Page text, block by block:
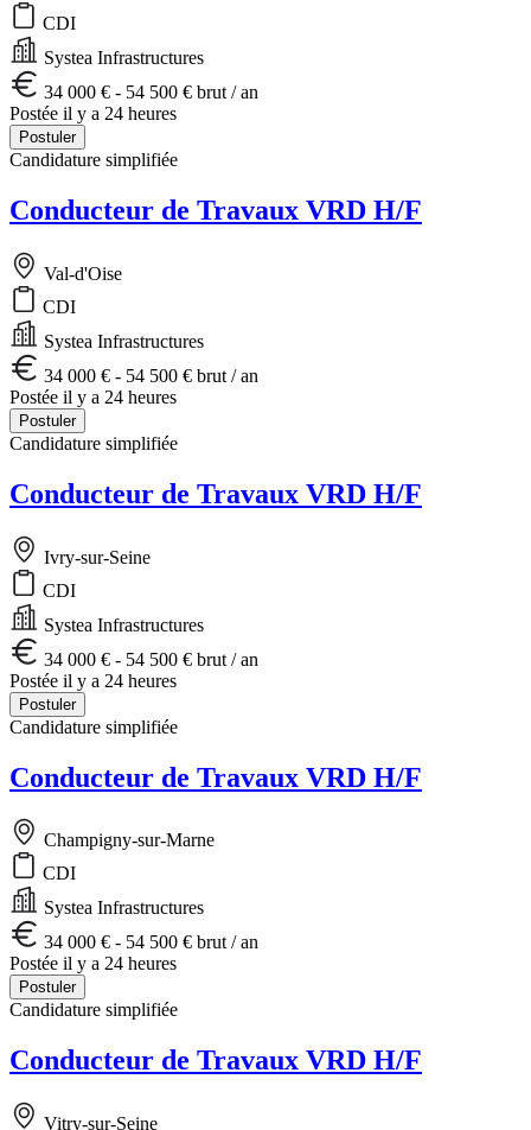
CDI
Systea Infrastructures
34 000 € - 54 500 € brut / an
Postée il y a 24 heures
Postuler
Candidature simplifiée
Conducteur de Travaux VRD H/F
Val-d'Oise
CDI
Systea Infrastructures
34 000 € - 54 500 € brut / an
Postée il y a 24 heures
Postuler
Candidature simplifiée
Conducteur de Travaux VRD H/F
Ivry-sur-Seine
CDI
Systea Infrastructures
34 000 € - 54 500 € brut / an
Postée il y a 24 heures
Postuler
Candidature simplifiée
Conducteur de Travaux VRD H/F
Champigny-sur-Marne
CDI
Systea Infrastructures
34 000 € - 54 500 € brut / an
Postée il y a 24 heures
Postuler
Candidature simplifiée
Conducteur de Travaux VRD H/F
Vitry-sur-Seine